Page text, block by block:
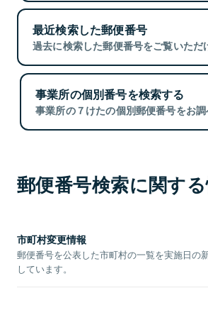
最近検索した郵便番号
過去に検索した郵便番号をご覧いただ
事業所の個別番号を検索する
事業所の７けたの個別郵便番号をお調
郵便番号検索に関す
市町村変更情報
郵便番号を公表した市町村の一覧を実施日の
しています。